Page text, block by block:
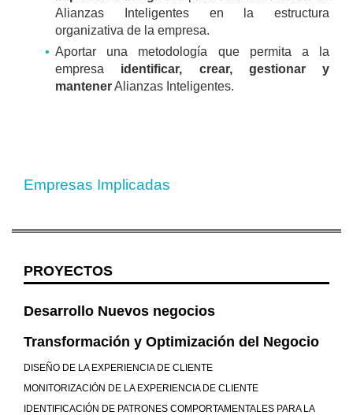
Alianzas Inteligentes en la estructura
organizativa de la empresa.
Aportar una metodología que permita a la
empresa identificar, crear, gestionar y
mantenerAlianzas Inteligentes.
Empresas Implicadas
PROYECTOS
Desarrollo Nuevos negocios
Transformación y Optimización del Negocio
DISEÑO DE LA EXPERIENCIA DE CLIENTE
MONITORIZACIÓN DE LA EXPERIENCIA DE CLIENTE
IDENTIFICACIÓN DE PATRONES COMPORTAMENTALES PARA LA